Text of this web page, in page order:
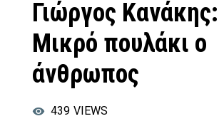
Γιώργος Κανάκης:
Μικρό πουλάκι ο
άνθρωπος
439 VIEWS